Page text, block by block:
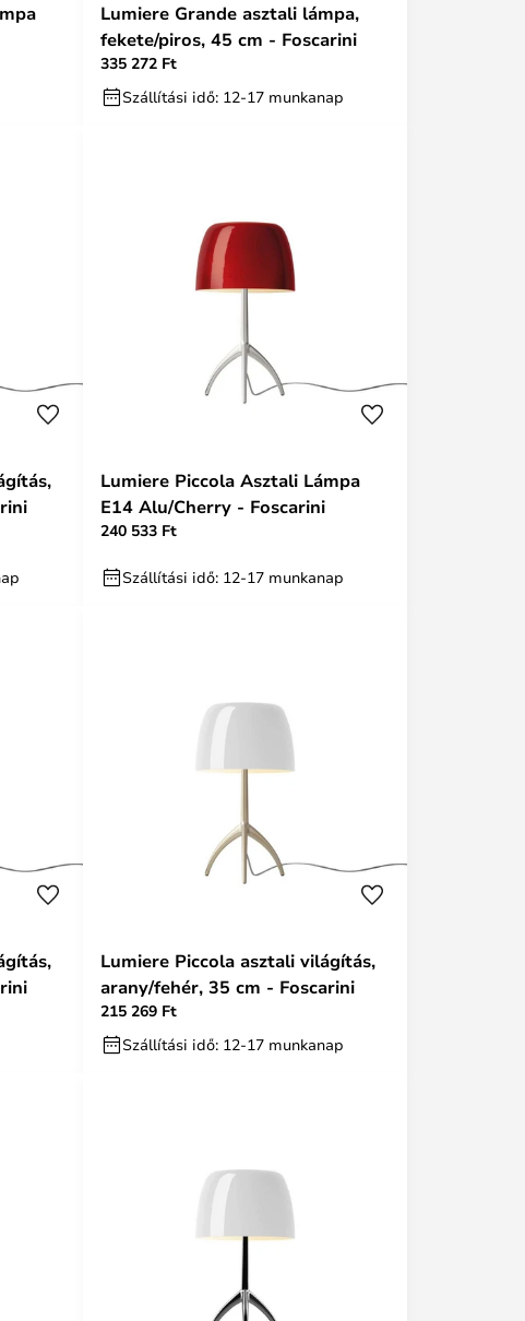
Lumiere Grande asztali lámpa,
fekete/piros, 45 cm - Foscarini
335 272 Ft
Szállítási idő: 12-17 munkanap
Lumiere Piccola Asztali Lámpa
E14 Alu/Cherry - Foscarini
240 533 Ft
Szállítási idő: 12-17 munkanap
Lumiere Piccola asztali világítás,
arany/fehér, 35 cm - Foscarini
215 269 Ft
Szállítási idő: 12-17 munkanap